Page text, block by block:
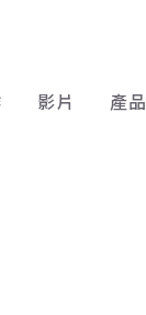
影片 產品